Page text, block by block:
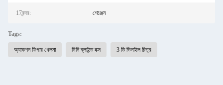
17বন্দর: শেঞ্জেন
Tags:
অ্যাকশন ফিগার খেলনা মিনি ব্লাইন্ড বক্স 3 ডি ভিনাইল চিত্র